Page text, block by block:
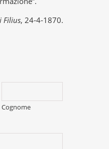
Filius, 24-4-1870.
Cognome